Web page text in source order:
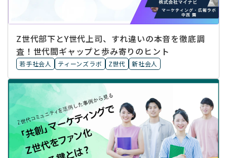
Z世代部下とY世代上司、すれ違いの本音を徹底調
査！世代間ギャップと歩み寄りのヒント
若手社会人 ティーンズラボ Z世代 新社会人